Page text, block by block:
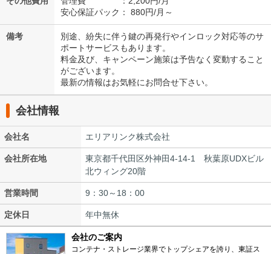
安心保証パック： 880円/月～
備考
別途、紛失に伴う鍵の再発行やインロック対応等のサ
ポートサービスもあります。
料金及び、キャンペーン施策は予告なく変動すること
がございます。
最新の情報はお気軽にお問合せ下さい。
会社情報
会社名 エリアリンク株式会社
会社所在地
東京都千代田区外神田4-14-1 秋葉原UDXビル
北ウィング20階
営業時間 9：30～18：00
定休日 年中無休
会社のご案内
コンテナ・ストレージ業界でトップシェアを誇り、東証ス